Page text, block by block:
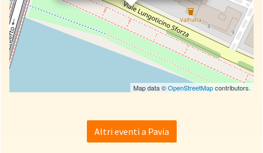
Map data ©OpenStreetMapcontributors.
Altri eventi a Pavia